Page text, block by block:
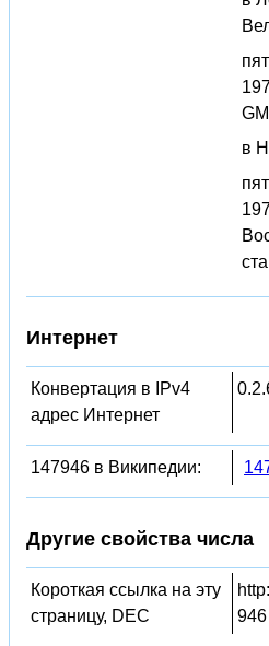
в
Интернет
Конвертация в IPv4
адрес Интернет
147946 в Википедии:
Другие свойства числа
Короткая ссылка на эту
страницу, DEC
946